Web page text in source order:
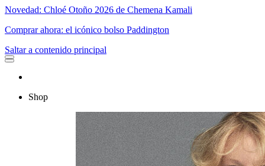
Novedad: Chloé Otoño 2026 de Chemena Kamali
Comprar ahora: el icónico bolso Paddington
Saltar a contenido principal
Shop